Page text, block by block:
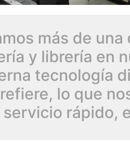
más de
y librería en
tecnología
lo que
rápido,